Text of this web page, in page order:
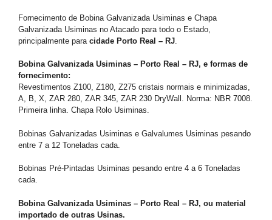
Fornecimento de Bobina Galvanizada Usiminas e Chapa
Galvanizada Usiminas no Atacado para todo o Estado,
principalmente para cidade Porto Real – RJ
Bobina Galvanizada Usiminas – Porto Real – RJ, e formas de
fornecimento:
Revestimentos Z100, Z180, Z275 cristais normais e minimizadas,
A, B, X, ZAR 280, ZAR 345, ZAR 230 DryWall. Norma: NBR 7008.
Primeira linha. Chapa Rolo Usiminas.
Bobinas Galvanizadas Usiminas e Galvalumes Usiminas pesando
entre 7 a 12 Toneladas cada.
Bobinas Pré-Pintadas Usiminas pesando entre 4 a 6 Toneladas
cada.
Bobina Galvanizada Usiminas – Porto Real – RJ, ou material
importado de outras Usinas.